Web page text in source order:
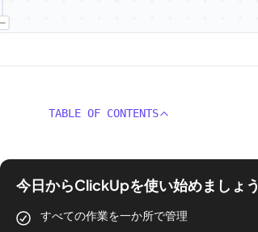
TABLE OF CONTENTS
今日からClickUpを使い始めましょう
すべての作業を一か所で管理